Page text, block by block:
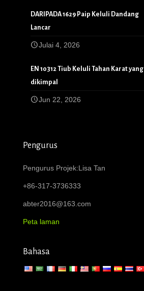
DARIPADA 1629 Paip Keluli Dandang
Lancar
Julai 4, 2026
EN 10312 Tiub Keluli Tahan Karat yang
dikimpal
Jun 22, 2026
Pengurus
Pengurus Projek:Lisa Tan
+86-317-3736333
abter2016@163.com
Peta laman
Bahasa